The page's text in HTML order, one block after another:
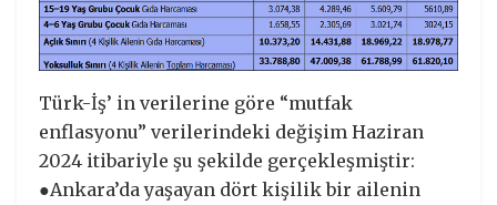
Türk-İş’ in verilerine göre “mutfak
enflasyonu” verilerindeki değişim Haziran
2024 itibariyle şu şekilde gerçekleşmiştir:
●Ankara’da yaşayan dört kişilik bir ailenin